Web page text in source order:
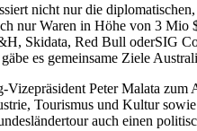
nicht nur die
nur Waren in Höhe von 3
Skidata, Red Bull oderSIG
es gemeinsame Ziele
Peter Malata
Tourismus und Kultur
auch einen